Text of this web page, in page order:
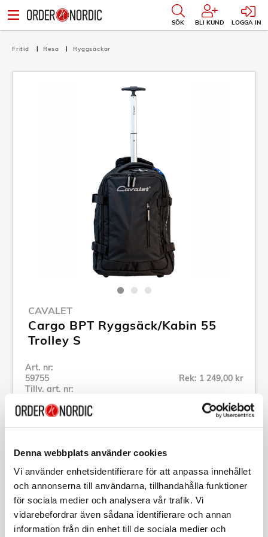
Denna webbplats använder cookies
Vi använder enhetsidentifierare för att anpassa innehållet
och annonserna till användarna, tillhandahålla funktioner
för sociala medier och analysera vår trafik. Vi
vidarebefordrar även sådana identifierare och annan
information från din enhet till de sociala medier och
SÖK BLI KUND LOGGA IN
Fritid Resa Ryggsäckar
CAVALET
Cargo BPT Ryggsäck/Kabin 55
Trolley S
Art. nr:
59755
Tillv. art. nr:
Rek: 1 249,00 kr
Se alla produkter inom Cavalet
Beskrivning
Art. nr:59755